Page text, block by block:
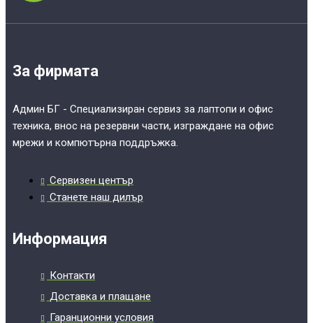
За фирмата
Админ БГ - Специализиран сервиз за лаптопи и офис
техника, внос на резервни части, изграждане на офис
мрежи и компютърна поддръжка.
Сервизен център
Станете наш дилър
Информация
Контакти
Доставка и плащане
Гаранционни условия